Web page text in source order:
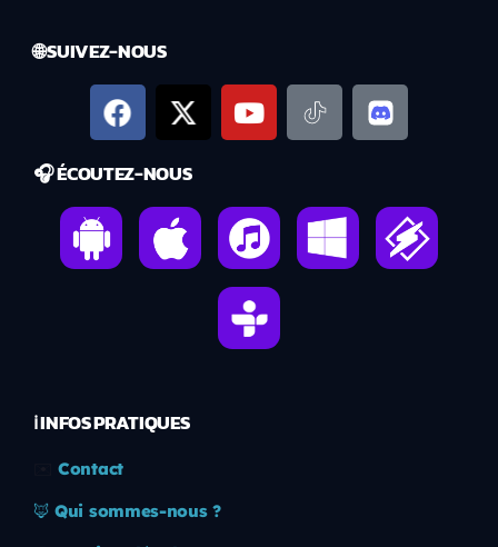
🌐 SUIVEZ-NOUS
🎧 ÉCOUTEZ-NOUS
ℹ️ INFOS PRATIQUES
Contact
🦊 Qui sommes-nous ?